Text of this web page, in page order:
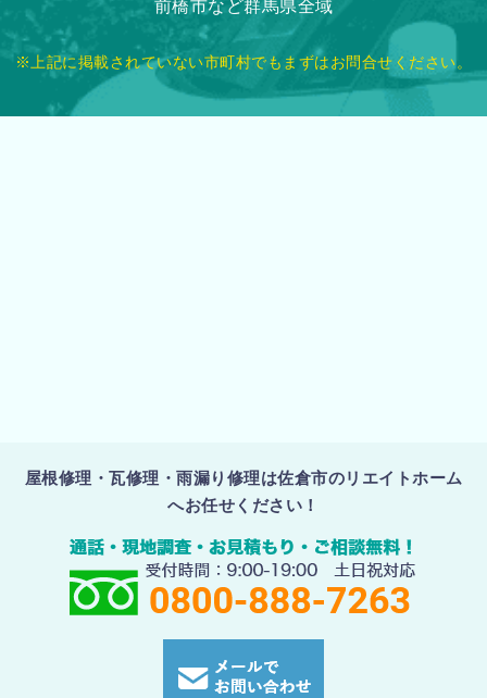
前橋市など群馬県全域
※上記に掲載されていない市町村でもまずはお問合せください。
屋根修理・瓦修理・雨漏り修理は佐倉市のリエイトホーム
へお任せください！